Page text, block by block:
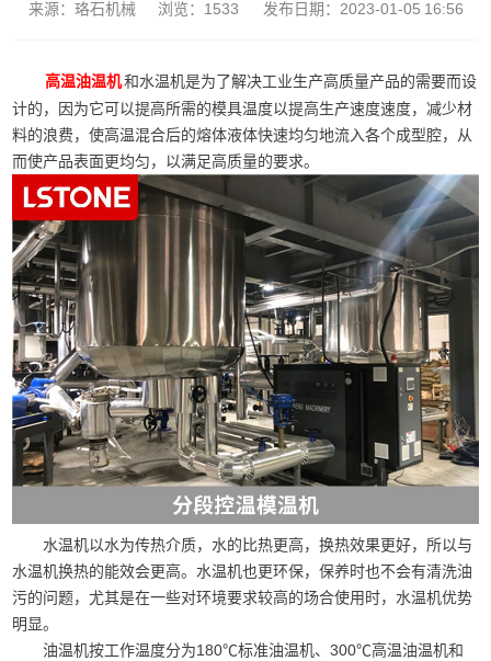
来源：珞石机械 浏览：1533 发布日期：2023-01-05 16:56
高温油温机和水温机是为了解决工业生产高质量产品的需要而设
计的，因为它可以提高所需的模具温度以提高生产速度速度，减少材
料的浪费，使高温混合后的熔体液体快速均匀地流入各个成型腔，从
而使产品表面更均匀，以满足高质量的要求。
水温机以水为传热介质，水的比热更高，换热效果更好，所以与
水温机换热的能效会更高。水温机也更环保，保养时也不会有清洗油
污的问题，尤其是在一些对环境要求较高的场合使用时，水温机优势
明显。
油温机按工作温度分为180℃标准油温机、300℃高温油温机和